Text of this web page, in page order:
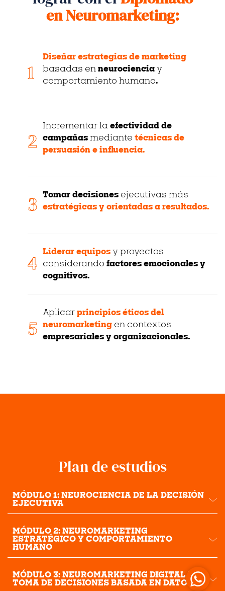
en Neuromarketing:
1
Diseñar estrategias de marketing
basadas en neurociencia y
comportamiento humano.
2
Incrementar la efectividad de
campañas mediante técnicas de
persuasión e influencia.
3 Tomar decisiones ejecutivas más
estratégicas y orientadas a resultados.
4 Liderar equipos y proyectos
considerando factores emocionales y
cognitivos.
5
Aplicar principios éticos del
neuromarketing en contextos
empresariales y organizacionales.
Plan de estudios
MÓDULO 1: NEUROCIENCIA DE LA DECISIÓN
EJECUTIVA
MÓDULO 2: NEUROMARKETING
ESTRATÉGICO Y COMPORTAMIENTO
HUMANO
MÓDULO 3: NEUROMARKETING DIGITAL Y
TOMA DE DECISIONES BASADA EN DATOS